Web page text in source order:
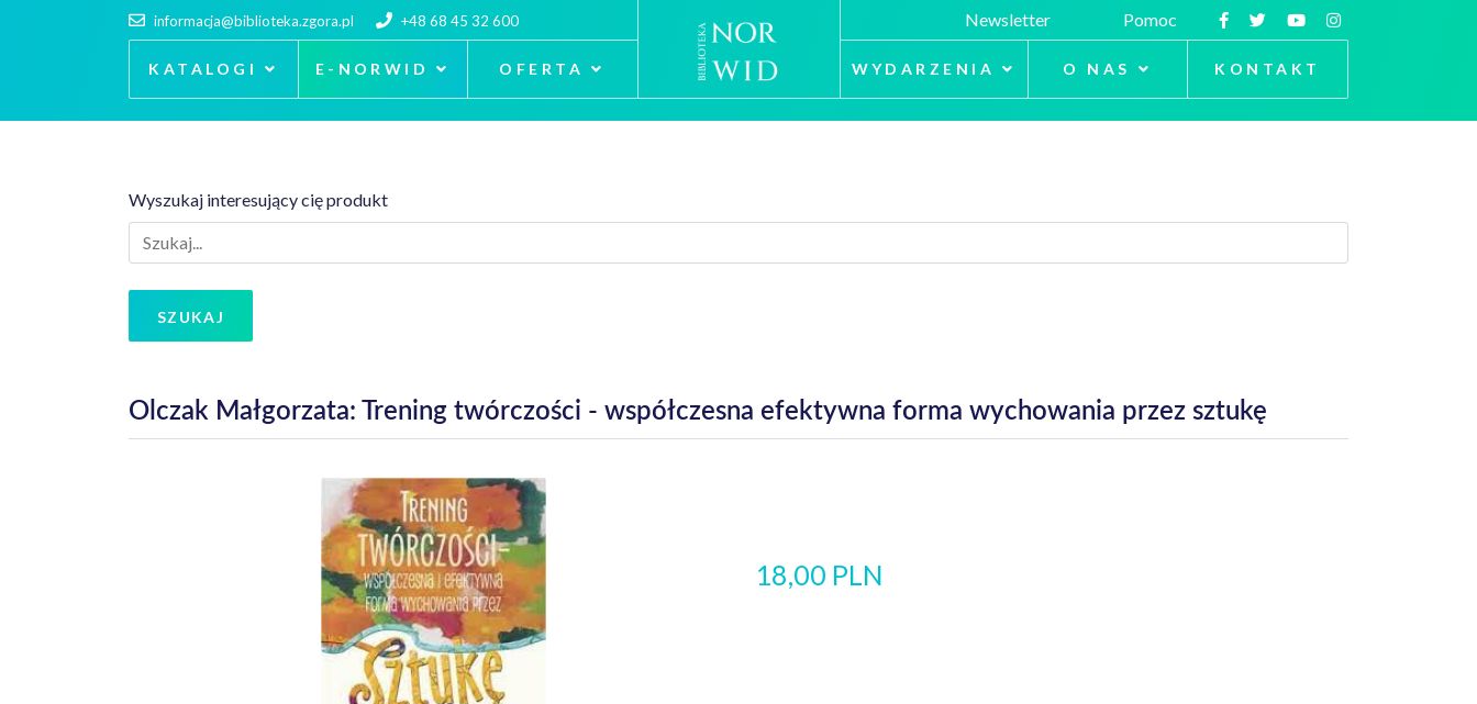
informacja@biblioteka.zgora.pl +48 68 45 32 600
KATALOGI E-NORWID OFERTA
Newsletter Pomoc
WYDARZENIA O NAS KONTAKT
Wyszukaj interesujący cię produkt
SZUKAJ
Olczak Małgorzata: Trening twórczości - współczesna efektywna forma wychowania przez sztukę
18,00 PLN